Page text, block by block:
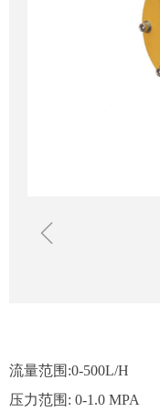
ꁆ
流量范围:0-500L/H
压力范围: 0-1.0 MPA